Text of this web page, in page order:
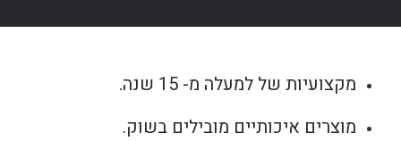
מקצועיות של למעלה מ- 15 שנה.
מוצרים איכותיים מובילים בשוק.